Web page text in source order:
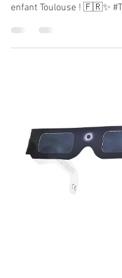
enfant Toulouse ! 🇫🇷✨